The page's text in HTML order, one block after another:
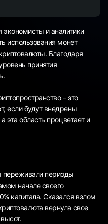
и аналитики
использования монет
Благодаря
принятия
– это
если будут внедрены
эта область процветает и
переживали периоды
начале своего
капитала. Сказался взлом
вернула свое